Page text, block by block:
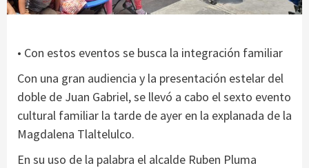
• Con estos eventos se busca la integración familiar
Con una gran audiencia y la presentación estelar del
doble de Juan Gabriel, se llevó a cabo el sexto evento
cultural familiar la tarde de ayer en la explanada de la
Magdalena Tlaltelulco.
En su uso de la palabra el alcalde Ruben Pluma